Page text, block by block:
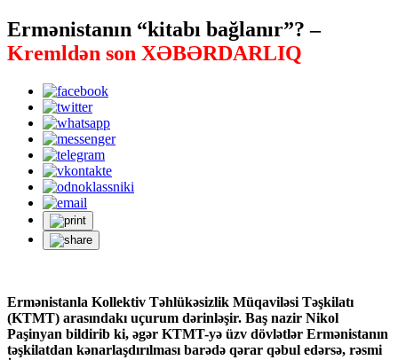
Ermənistanın “kitabı bağlanır”? –
Kremldən son XƏBƏRDARLIQ
Ermənistanla Kollektiv Təhlükəsizlik Müqaviləsi Təşkilatı
(KTMT) arasındakı uçurum dərinləşir. Baş nazir Nikol
Paşinyan bildirib ki, əgər KTMT-yə üzv dövlətlər Ermənistanın
təşkilatdan kənarlaşdırılması barədə qərar qəbul edərsə, rəsmi